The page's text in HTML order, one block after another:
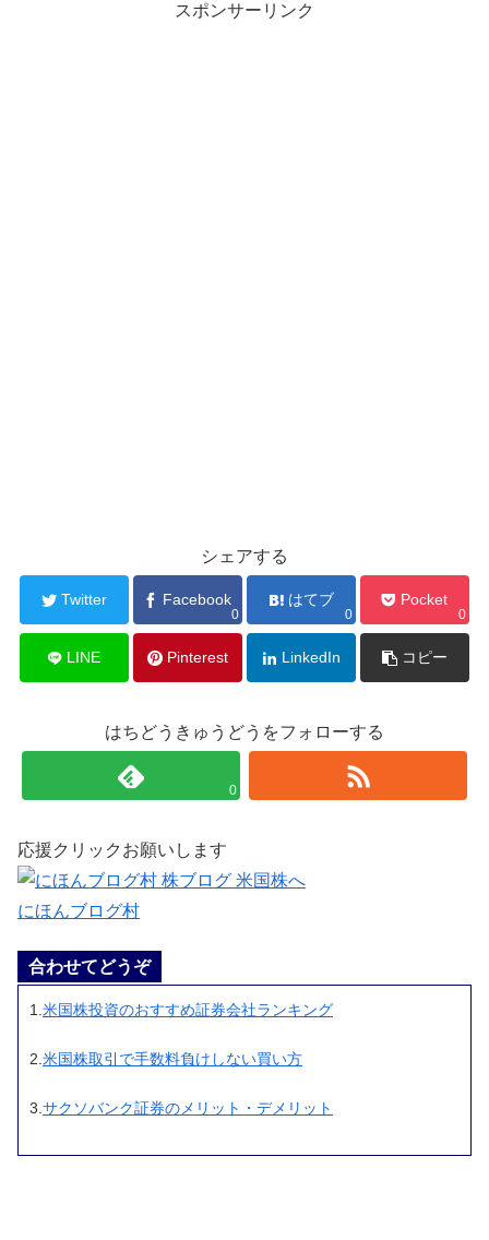
スポンサーリンク
シェアする
Twitter Facebook
0
はてブ
0
Pocket
0
LINE Pinterest LinkedIn コピー
はちどうきゅうどうをフォローする
0
応援クリックお願いします
にほんブログ村
合わせてどうぞ
1. 米国株投資のおすすめ証券会社ランキング
2. 米国株取引で手数料負けしない買い方
3. サクソバンク証券のメリット・デメリット